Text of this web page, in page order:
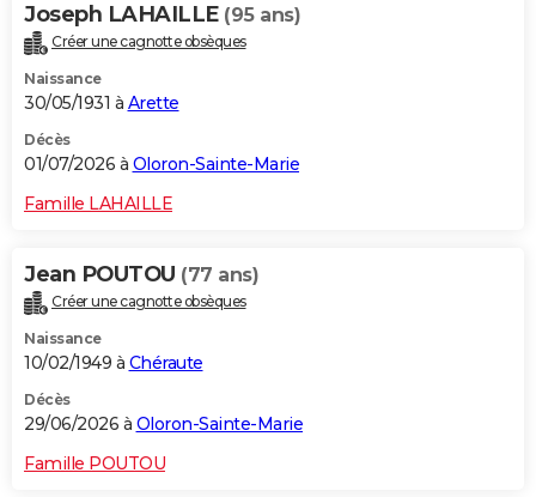
Joseph LAHAILLE (95 ans)
Créer une cagnotte obsèques
Naissance
30/05/1931 à Arette
Décès
01/07/2026 à Oloron-Sainte-Marie
Famille LAHAILLE
Jean POUTOU (77 ans)
Créer une cagnotte obsèques
Naissance
10/02/1949 à Chéraute
Décès
29/06/2026 à Oloron-Sainte-Marie
Famille POUTOU